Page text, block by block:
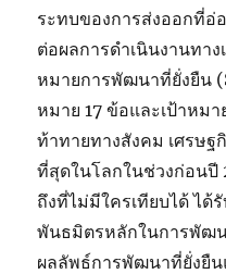
ระทบของการส่งออกที่
ต่อผลการดำเนินงานทาง
หมายการพัฒนาที่ยั่งยืน
หมาย 17 ข้อและเป้าหม
ท้าทายทางสังคม เศรษฐ
ที่สุดในโลกในช่วงก่อนปี
ถึงที่ไม่มีใครเทียบได้ ได้
พันธมิตรหลักในการพัฒ
ผลลัพธ์การพัฒนาที่ยั่งยืน